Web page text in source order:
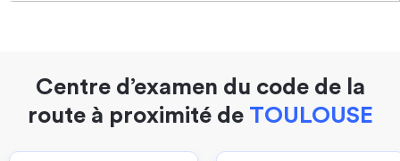
Centre d’examen du code de la
route à proximité de TOULOUSE